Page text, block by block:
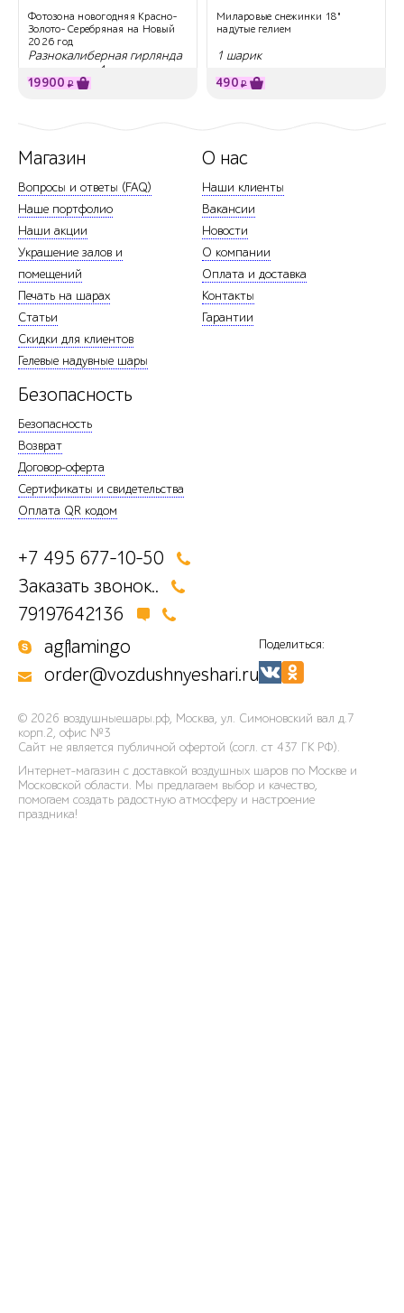
Фотозона новогодняя Красно-
Золото- Серебряная на Новый
2026 год
Разнокалиберная гирлянда
из шариков, 4 метра
19900 ₽
Миларовые снежинки 18"
надутые гелием
1 шарик
490 ₽
Магазин
Вопросы и ответы (FAQ)
Наше портфолио
Наши акции
Украшение залов и
помещений
Печать на шарах
Статьи
Скидки для клиентов
Гелевые надувные шары
О нас
Наши клиенты
Вакансии
Новости
О компании
Оплата и доставка
Контакты
Гарантии
Безопасность
Безопасность
Возврат
Договор-оферта
Сертификаты и свидетельства
Оплата QR кодом
+7 495 677-10-50
Заказать звонок..
79197642136
agflamingo
order@vozdushnyeshari.ru
Поделиться:
© 2026 воздушныешары.рф, Москва, ул. Симоновский вал д.7
корп.2, офис №3
Сайт не является публичной офертой (согл. ст 437 ГК РФ).
Интернет-магазин с доставкой воздушных шаров по Москве и
Московской области. Мы предлагаем выбор и качество,
помогаем создать радостную атмосферу и настроение
праздника!